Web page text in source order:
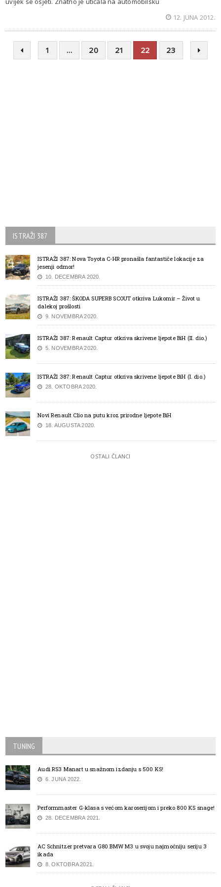
12. JUNA 2012.
1 … 20 21 22 23
ISTRAŽI 387
ISTRAŽI 387: Nova Toyota C-HR pronašla fantastiče lokacije za
jesenji odmor!
10. DECEMBRA 2020.
ISTRAŽI 387: ŠKODA SUPERB SCOUT otkriva Lukomir – Život u
dalekoj prošlosti
9. NOVEMBRA 2020.
ISTRAŽI 387: Renault Captur otkriva skrivene ljepote BiH (II. dio.)
5. NOVEMBRA 2020.
ISTRAŽI 387: Renault Captur otkriva skrivene ljepote BiH (I. dio.)
28. OKTOBRA 2020.
Novi Renault Clio na putu kroz prirodne ljepote BiH
18. AUGUSTA 2020.
OSTALI ČLANCI
TUNING
Audi RS3 Manart u snažnom izdanju s 500 KS!
6. JUNA 2022.
Performmaster G-klasa s većom karoserijom i preko 800 KS snage!
28. DECEMBRA 2021.
AC Schnitzer pretvara G80 BMW M3 u svoju najmoćniju seriju 3
ikada
8. OKTOBRA 2021.